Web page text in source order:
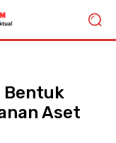
Bentuk
Aset